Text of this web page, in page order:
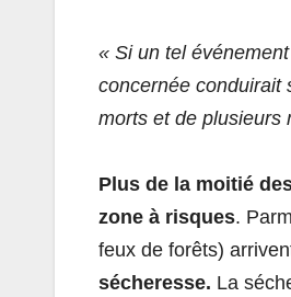
« Si un tel
concernée conduirait
morts et de plusieurs
Plus de la moitié
zone à risques.
feux de forêts)
sécheresse. La